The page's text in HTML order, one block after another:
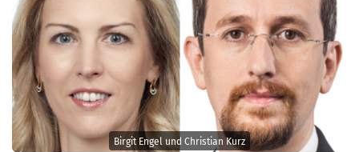
Birgit Engel und Christian Kurz